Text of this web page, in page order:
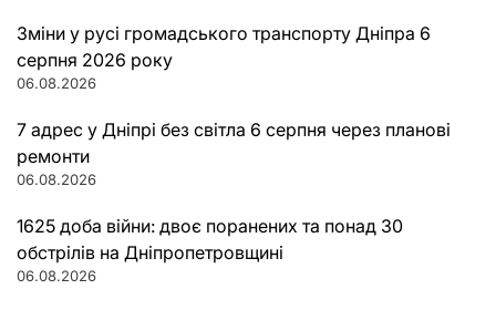
Зміни у русі громадського транспорту Дніпра 6
серпня 2026 року
06.08.2026
7 адрес у Дніпрі без світла 6 серпня через планові
ремонти
06.08.2026
1625 доба війни: двоє поранених та понад 30
обстрілів на Дніпропетровщині
06.08.2026